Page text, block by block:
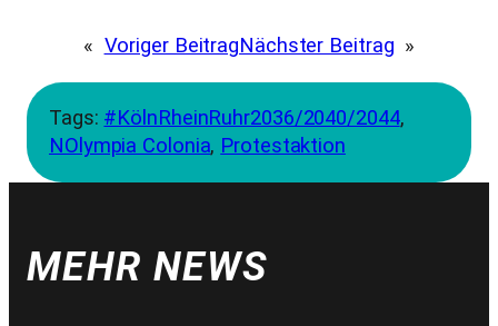
« Voriger BeitragNächster Beitrag »
Tags: #KölnRheinRuhr2036/2040/2044
NOlympia Colonia, Protestaktion
MEHR NEWS